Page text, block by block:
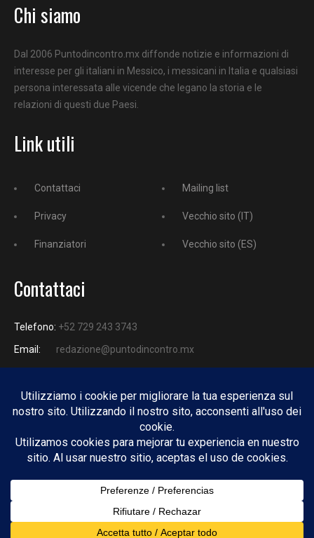
Chi siamo
Dal 2006 Puntodincontro.mx diffonde notizie e informazioni di
interesse per gli italiani in Messico, i messicani in Italia e qualsiasi
persona interessata alle vicende che legano la storia e le
relazioni di questi due Paesi.
Link utili
Contattaci
Privacy
Finanziatori
Mailing list
Vecchio sito (IT)
Vecchio sito (ES)
Contattaci
Telefono: +52 729 243 3743
Email:
redazione@puntodincontro.mx
PUNTODINCONTRO
Copyright © 2025 Puntodincontro